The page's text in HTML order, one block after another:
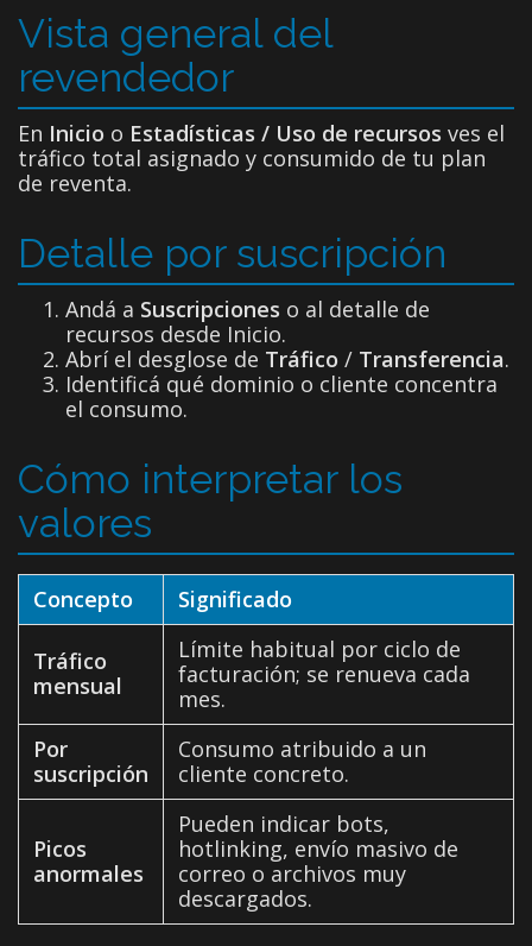
Vista general del
revendedor
En Inicio o Estadísticas / Uso de recursos ves el
tráfico total asignado y consumido de tu plan
de reventa.
Detalle por suscripción
Andá a Suscripciones o al detalle de
recursos desde Inicio.
Abrí el desglose de Tráfico / Transferencia.
Identificá qué dominio o cliente concentra
el consumo.
Cómo interpretar los
valores
Concepto Significado
Tráfico
mensual
Límite habitual por ciclo de
facturación; se renueva cada
mes.
Por
suscripción
Consumo atribuido a un
cliente concreto.
Picos
anormales
Pueden indicar bots,
hotlinking, envío masivo de
correo o archivos muy
descargados.